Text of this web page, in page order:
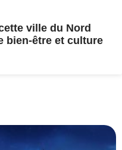
ville du Nord
bien-être et culture